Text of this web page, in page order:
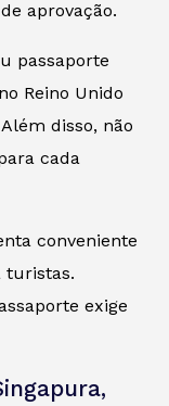
aprovação.
passaporte
Reino Unido
disso, não
cada
conveniente
turistas.
exige